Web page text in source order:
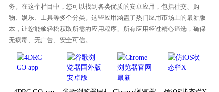
务。在这个栏目中，您可以找到各类优质的安卓应用，包括社交、购
物、娱乐、工具等多个分类。这些应用涵盖了热门应用市场上的最新版
本，让您能够轻松获取所需的应用程序。所有应用经过精心筛选，确保
无病毒、无广告、安全可信。